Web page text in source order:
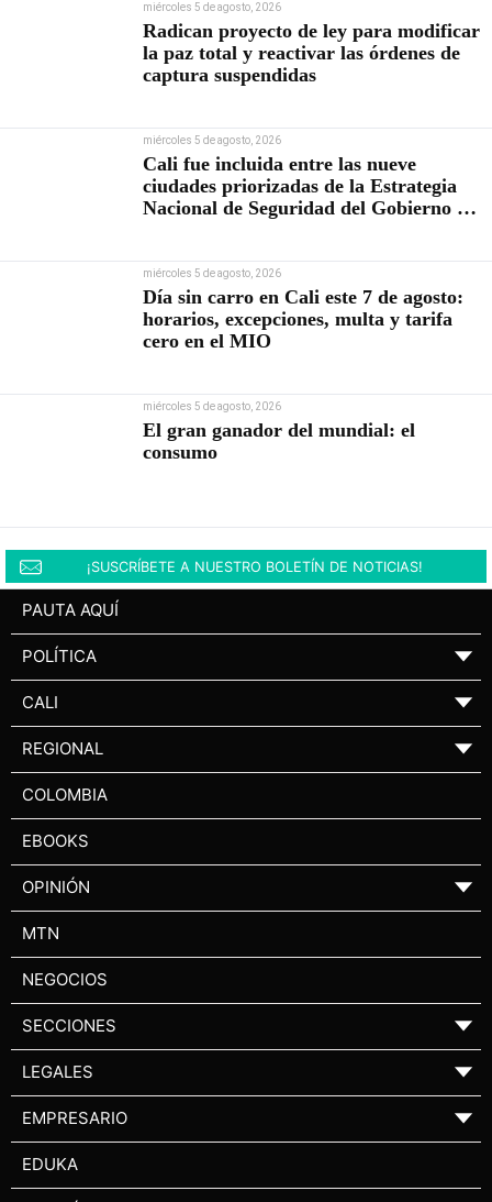
miércoles 5 de agosto, 2026
Radican proyecto de ley para modificar
la paz total y reactivar las órdenes de
captura suspendidas
miércoles 5 de agosto, 2026
Cali fue incluida entre las nueve
ciudades priorizadas de la Estrategia
Nacional de Seguridad del Gobierno de
miércoles 5 de agosto, 2026
Día sin carro en Cali este 7 de agosto:
horarios, excepciones, multa y tarifa
cero en el MIO
miércoles 5 de agosto, 2026
El gran ganador del mundial: el
consumo
¡SUSCRÍBETE A NUESTRO BOLETÍN DE NOTICIAS!
PAUTA AQUÍ
POLÍTICA ▼
CALI ▼
REGIONAL ▼
COLOMBIA
EBOOKS
OPINIÓN ▼
MTN
NEGOCIOS
SECCIONES ▼
LEGALES ▼
EMPRESARIO ▼
EDUKA